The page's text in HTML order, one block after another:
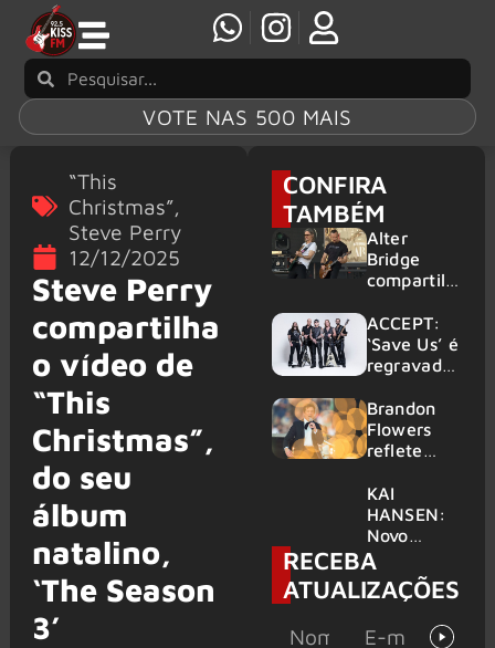
VOTE NAS 500 MAIS
“This
Christmas”,
Steve Perry
12/12/2025
Steve Perry
compartilha
o vídeo de
“This
Christmas”,
do seu
álbum
natalino,
‘The Season
3’
CONFIRA
TAMBÉM
Alter
Bridge
compartilh
vivo de
“Fortress”
gravada
am Ring
2026
ACCEPT:
‘Save Us’ é
regravada
membros
do GHOST
e KORN
Brandon
Flowers
reflete
futuro e
levanta
possibilida
de de
deixar os
palcos
KAI
HANSEN:
Novo
single
‘Welcome
To Life’ é
RECEBA
ATUALIZAÇÕES